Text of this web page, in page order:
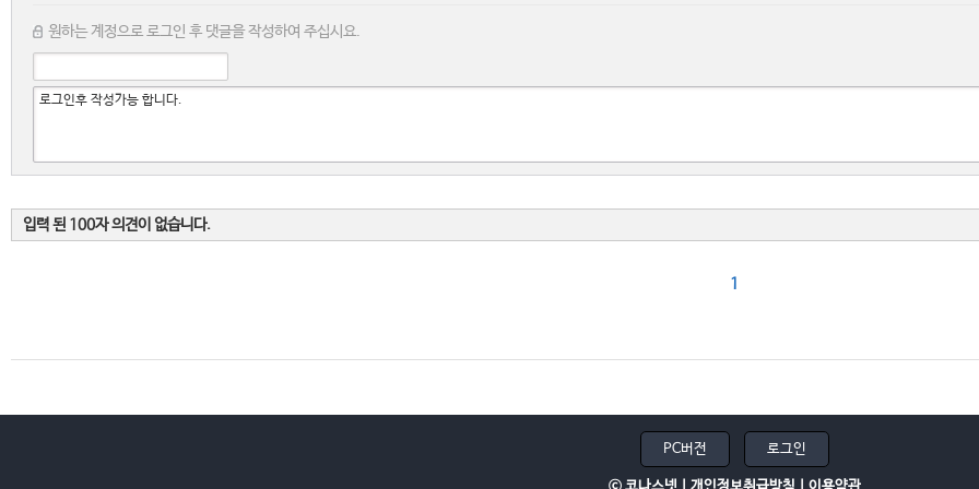
원하는 계정으로 로그인 후 댓글을 작성하여 주십시요.
입력 된 100자 의견이 없습니다.
1
PC버전 로그인